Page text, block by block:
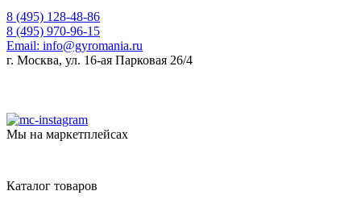
8 (495) 128-48-86
8 (495) 970-96-15
Email: info@gyromania.ru
г. Москва, ул. 16-ая Парковая 26/4
Мы на маркетплейсах
Каталог товаров